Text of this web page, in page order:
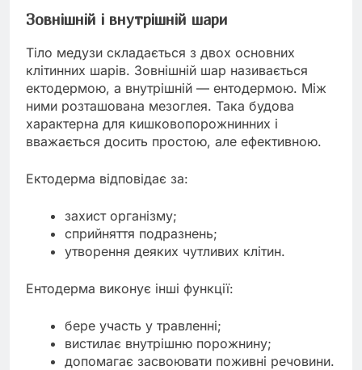
Зовнішній і внутрішній шари
Тіло медузи складається з двох основних
клітинних шарів. Зовнішній шар називається
ектодермою, а внутрішній — ентодермою. Між
ними розташована мезоглея. Така будова
характерна для кишковопорожнинних і
вважається досить простою, але ефективною.
Ектодерма відповідає за:
захист організму;
сприйняття подразнень;
утворення деяких чутливих клітин.
Ентодерма виконує інші функції:
бере участь у травленні;
вистилає внутрішню порожнину;
допомагає засвоювати поживні речовини.